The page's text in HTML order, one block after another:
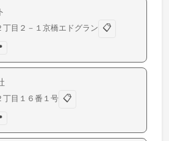
丁目２－１京橋エドグラン 📋
丁目１６番１号 📋